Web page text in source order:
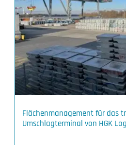
Flächenmanagement für das
Umschlagterminal von HGK